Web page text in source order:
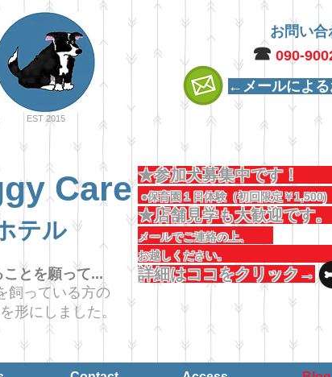
お問い合
☎︎ 090-
←メールによ
Care
テル
とを願って...
飼っている方の
形にしました。
★参加犬募集中です
●保育園１日体験（初回限定￥
★店舗見学も大歓
メールでご連絡の上、
お越しください
詳細はココをクリック→
EST 2015